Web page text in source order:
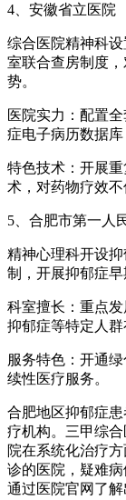
4、安徽省立医院
综合医院精神科
室联合查房制度
势。
医院实力：配置
症电子病历数据库
特色技术：开展
术，对药物疗效不
5、合肥市第一人
精神心理科开设
制，开展抑郁症早
科室擅长：重点
抑郁症等特定人群
服务特色：开通
续性医疗服务。
合肥地区抑郁症
疗机构。三甲综
院在系统化治疗
诊的医院，疑难
通过医院官网了